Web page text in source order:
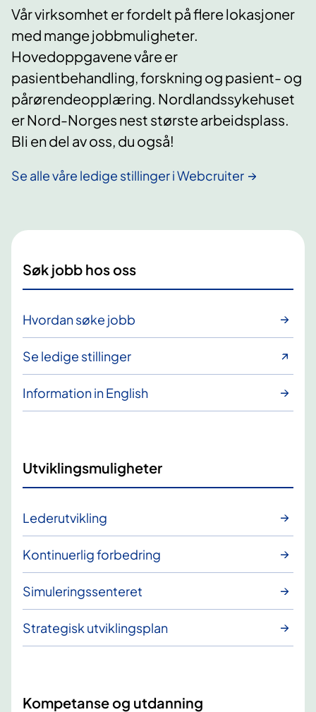
Vår virksomhet er fordelt på flere lokasjoner
med mange jobbmuligheter.
Hovedoppgavene våre er
pasientbehandling, forskning og pasient- og
pårørendeopplæring. Nordlandssykehuset
er Nord-Norges nest største arbeidsplass.
Bli en del av oss, du også!
Se alle våre ledige stillinger i Webcruiter
Søk jobb hos oss
Hvordan søke jobb
Se ledige stillinger
Information in English
Utviklingsmuligheter
Lederutvikling
Kontinuerlig forbedring
Simuleringssenteret
Strategisk utviklingsplan
Kompetanse og utdanning